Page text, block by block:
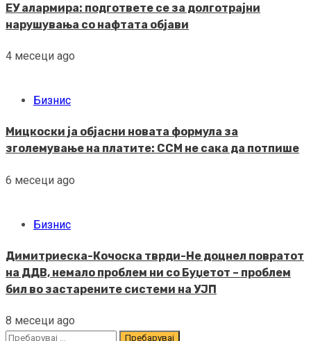
ЕУ алармира: подгответе се за долготрајни
нарушувања со нафтата објави
4 месеци ago
Бизнис
Мицкоски ја објасни новата формула за
зголемување на платите: ССМ не сака да потпише
6 месеци ago
Бизнис
Димитриеска-Кочоска тврди-Не доцнел повратот
на ДДВ, немало проблем ни со Буџетот – проблем
бил во застарените системи на УЈП
8 месеци ago
Пребарувај